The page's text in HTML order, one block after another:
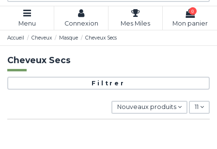
Menu Connexion Mes Miles
0
Mon panier
Accueil Cheveux Masque Cheveux Secs
Cheveux Secs
Filtrer
Nouveaux produits 11